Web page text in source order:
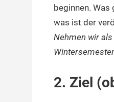
beginnen.
was ist der
Nehmen wir
2. Ziel